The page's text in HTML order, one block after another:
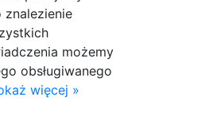
możemy
obsługiwanego
więcej »